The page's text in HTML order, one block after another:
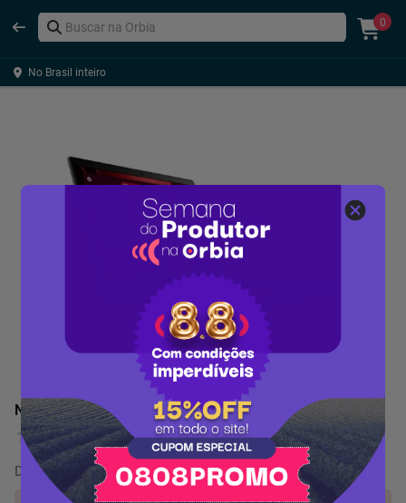
0
No Brasil inteiro
Notebook Dell CSG Lat 3550 i7 16GB 512 W11P
0 Avaliação
De 350.729 pontospor -10%